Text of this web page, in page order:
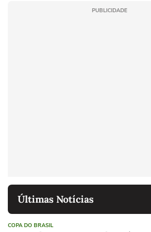
PUBLICIDADE
Últimas Notícias
COPA DO BRASIL